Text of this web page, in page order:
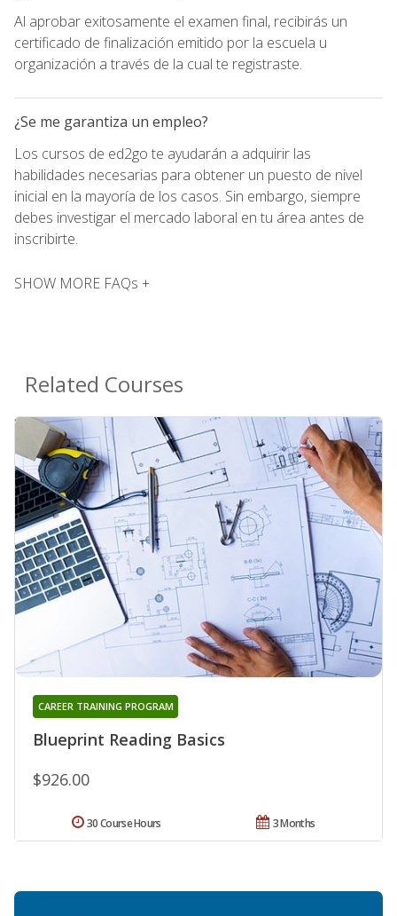
Al aprobar exitosamente el examen final, recibirás un
certificado de finalización emitido por la escuela u
organización a través de la cual te registraste.
¿Se me garantiza un empleo?
Los cursos de ed2go te ayudarán a adquirir las
habilidades necesarias para obtener un puesto de nivel
inicial en la mayoría de los casos. Sin embargo, siempre
debes investigar el mercado laboral en tu área antes de
inscribirte.
SHOW MORE FAQs +
Related Courses
Blueprint Reading Basics
CAREER TRAINING PROGRAM
$926.00
3 Months
30 Course Hours